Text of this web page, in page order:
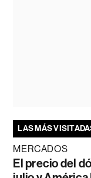
LAS MÁS
MERCADOS
El precio del